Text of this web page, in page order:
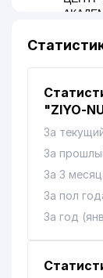
8
10
12
"ZIYO-
За
За
За 3
За пол
За год